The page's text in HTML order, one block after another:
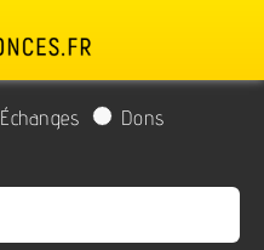
Échanges
Dons